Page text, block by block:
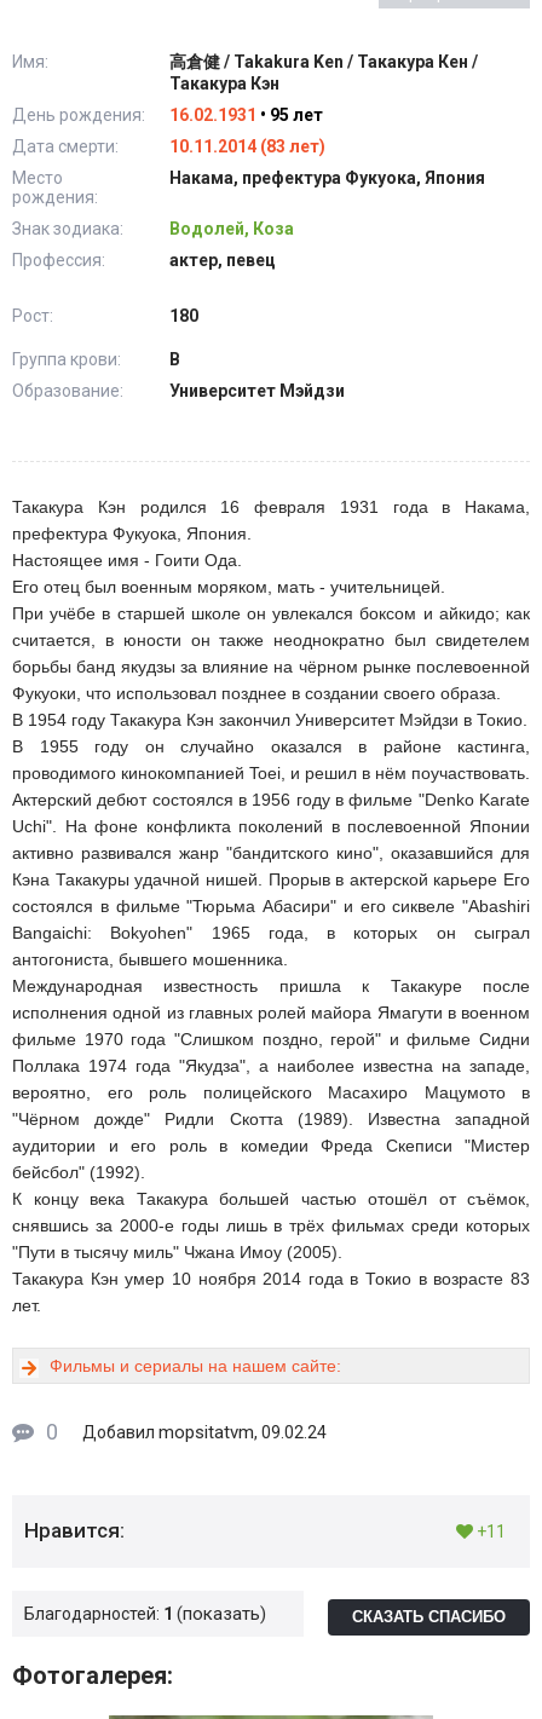
Имя:
高倉健 / Takakura Ken / Такакура Кен /
Такакура Кэн
День рождения:
16.02.1931 • 95 лет
Дата смерти:
10.11.2014 (83 лет)
Место
рождения:
Накама, префектура Фукуока, Япония
Знак зодиака:
Водолей, Коза
Профессия:
актер, певец
Рост: 180
Группа крови:
В
Образование:
Университет Мэйдзи
Такакура Кэн родился 16 февраля 1931 года в Накама,
префектура Фукуока, Япония.
Настоящее имя - Гоити Ода.
Его отец был военным моряком, мать - учительницей.
При учёбе в старшей школе он увлекался боксом и айкидо; как
считается, в юности он также неоднократно был свидетелем
борьбы банд якудзы за влияние на чёрном рынке послевоенной
Фукуоки, что использовал позднее в создании своего образа.
В 1954 году Такакура Кэн закончил Университет Мэйдзи в Токио.
В 1955 году он случайно оказался в районе кастинга,
проводимого кинокомпанией Toei, и решил в нём поучаствовать.
Актерский дебют состоялся в 1956 году в фильме "Denko Karate
Uchi". На фоне конфликта поколений в послевоенной Японии
активно развивался жанр "бандитского кино", оказавшийся для
Кэна Такакуры удачной нишей. Прорыв в актерской карьере Его
состоялся в фильме "Тюрьма Абасири" и его сиквеле "Abashiri
Bangaichi: Bokyohen" 1965 года, в которых он сыграл
антогониста, бывшего мошенника.
Международная известность пришла к Такакуре после
исполнения одной из главных ролей майора Ямагути в военном
фильме 1970 года "Слишком поздно, герой" и фильме Сидни
Поллака 1974 года "Якудза", а наиболее известна на западе,
вероятно, его роль полицейского Масахиро Мацумото в
"Чёрном дожде" Ридли Скотта (1989). Известна западной
аудитории и его роль в комедии Фреда Скеписи "Мистер
бейсбол" (1992).
К концу века Такакура большей частью отошёл от съёмок,
снявшись за 2000-е годы лишь в трёх фильмах среди которых
"Пути в тысячу миль" Чжана Имоу (2005).
Такакура Кэн умер 10 ноября 2014 года в Токио в возрасте 83
лет.
Фильмы и сериалы на нашем сайте:
0 Добавил mopsitatvm, 09.02.24
Нравится: +11
Благодарностей: 1 показать СКАЗАТЬ СПАСИБО
Фотогалерея: